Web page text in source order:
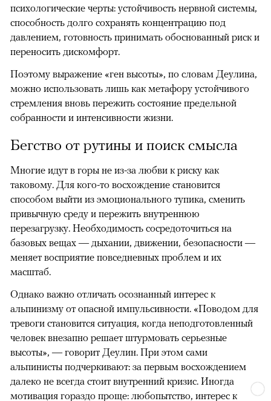
психологические черты: устойчивость нервной системы,
способность долго сохранять концентрацию под
давлением, готовность принимать обоснованный риск и
переносить дискомфорт.
Поэтому выражение «ген высоты», по словам Деулина,
можно использовать лишь как метафору устойчивого
стремления вновь пережить состояние предельной
собранности и интенсивности жизни.
Бегство от рутины и поиск смысла
Многие идут в горы не из-за любви к риску как
таковому. Для кого-то восхождение становится
способом выйти из эмоционального тупика, сменить
привычную среду и пережить внутреннюю
перезагрузку. Необходимость сосредоточиться на
базовых вещах — дыхании, движении, безопасности —
меняет восприятие повседневных проблем и их
масштаб.
Однако важно отличать осознанный интерес к
альпинизму от опасной импульсивности. «Поводом для
тревоги становится ситуация, когда неподготовленный
человек внезапно решает штурмовать серьезные
высоты», — говорит Деулин. При этом сами
альпинисты подчеркивают: за первым восхождением
далеко не всегда стоит внутренний кризис. Иногда
мотивация гораздо проще: любопытство, интерес к